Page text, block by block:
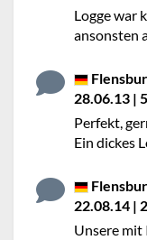
Logge war
ansonsten
28.06.13 |
Perfekt,
Ein dickes
22.08.14 |
Unsere mit